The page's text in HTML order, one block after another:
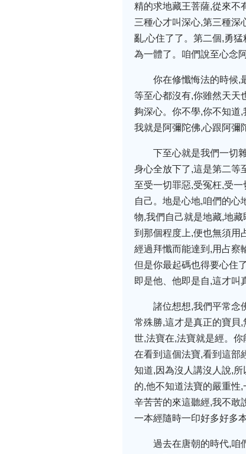
精的求地藏王菩薩,從來不
三種心才叫深心,第三種深
亂,心住了了。第二個,勇
為一體了。咱們說至心念
你在修懺悔法的時候,
等至心都沒有,你雖然天天
夠深心。你不學,你不知道
我就是阿彌陀佛,心跟阿彌
下至心就是我們一切
身心全放下了,這是第二等
至受一切罪惡,受冤枉,受
自己。地是心地,咱們的心
物,我們自己就是地藏,地
到那個程度上,便也無須用
經過拜懺而能達到,用占察
但是你最起碼也得要心住
即是他、他即是自,這才叫
諸位想想,我們平常念
常殊勝,這才是真正的寶貝
世,法寶在,法寶就是經。
在看到這個法寶,看到這部
知道,因為沒人講沒人說,
的,他不知道法寶的嚴重性
辛苦苦的來這聽經,我不敢
一本經隨時一印好多好多
過去在唐朝的時代,咱